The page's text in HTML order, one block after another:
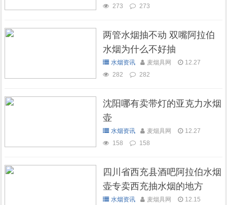
273
273
两管水烟抽不动 双嘴阿拉伯
水烟为什么不好抽
水烟资讯 麦烟具网
12.27
282
282
沈阳哪有卖带灯的亚克力水烟
壶
水烟资讯 麦烟具网
12.27
158
158
四川省西充县酒吧阿拉伯水烟
壶专卖西充抽水烟的地方
水烟资讯 麦烟具网
12.15